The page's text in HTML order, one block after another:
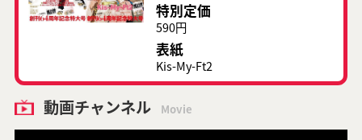
特別定価
590円
表紙
Kis-My-Ft2
動画チャンネル Movie